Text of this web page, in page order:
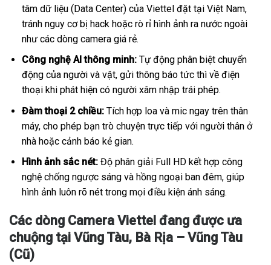
tâm dữ liệu (Data Center) của Viettel đặt tại Việt Nam,
tránh nguy cơ bị hack hoặc rò rỉ hình ảnh ra nước ngoài
như các dòng camera giá rẻ.
Công nghệ AI thông minh:Tự động phân biệt chuyển
động của người và vật, gửi thông báo tức thì về điện
thoại khi phát hiện có người xâm nhập trái phép.
Đàm thoại 2 chiều:Tích hợp loa và mic ngay trên thân
máy, cho phép bạn trò chuyện trực tiếp với người thân ở
nhà hoặc cảnh báo kẻ gian.
Hình ảnh sắc nét:Độ phân giải Full HD kết hợp công
nghệ chống ngược sáng và hồng ngoại ban đêm, giúp
hình ảnh luôn rõ nét trong mọi điều kiện ánh sáng.
Các dòng Camera Viettel đang được ưa
chuộng tại Vũng Tàu, Bà Rịa – Vũng Tàu
(Cũ)